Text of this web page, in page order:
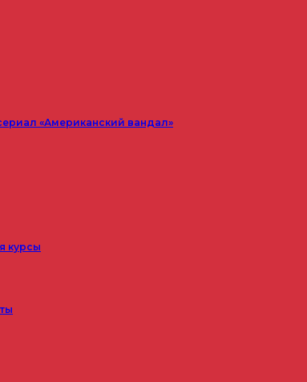
«Американский вандал»
курсы